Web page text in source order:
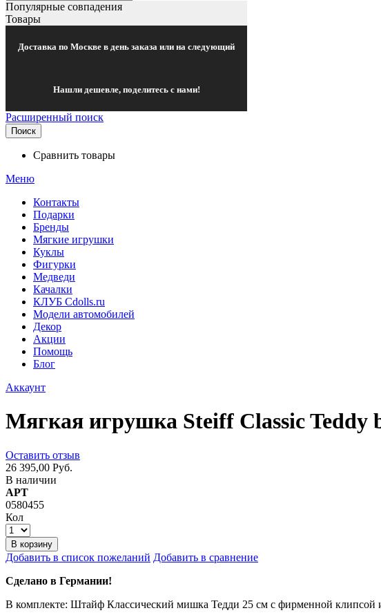
Популярные совпадения
Товары
Доставка по Москве в день заказа или на следующий
Нашли дешевле, поделитесь с нами!
Расширенный поиск
Поиск
Сравнить товары
Меню
Контакты
Подарки
Бренды
Мягкие игрушки
Куклы
Фигурки
Медведи
Качалки
КЛУБ Cdolls.ru
Модели автомобилей
Декор
Акции
Помощь
Блог
Аккаунт
Мягкая игрушка Steiff Classic
Оставить отзыв
26 395,00 Руб.
В наличии
АРТ
0580455
Кол
В корзину
Добавить в список пожеланий Добавить в сравнение
Сделано в Германии!
В комплекте: Штайф Классический мишка Тедди 25 см с фирменной клипсой